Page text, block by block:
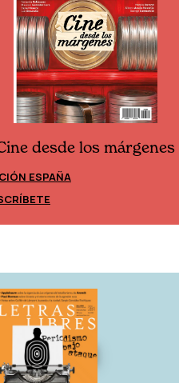
Cine desde los márgenes
MÉXICO